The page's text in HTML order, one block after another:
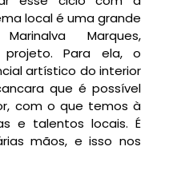
local é uma grande
Marques,
Para ela, o
artístico do interior
que é possível
com o que temos à
e talentos locais. É
mãos, e isso nos